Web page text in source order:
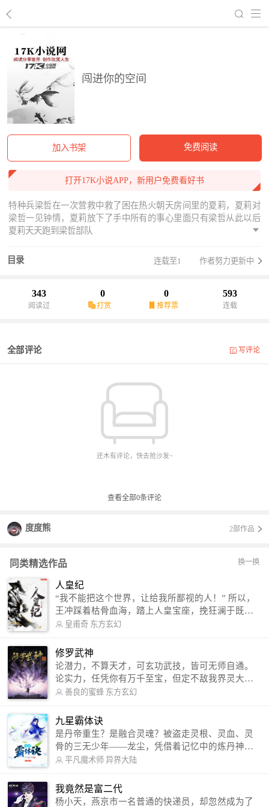
闯进你的空间
加入书架 免费阅读
打开17K小说APP，新用户免费看好书
特种兵梁哲在一次营救中救了困在热火朝天房间里的夏莉，夏莉对
梁哲一见钟情，夏莉放下了手中所有的事心里面只有梁哲从此以后
夏莉天天跑到梁哲部队
目录 连载至1 作者努力更新中
343
阅读过
0
打赏
0
推荐票
593
连载
全部评论 写评论
还木有评论，快去抢沙发~
查看全部0条评论
度度熊 2部作品
同类精选作品 换一换
人皇纪
“我不能把这个世界，让给我所鄙视的人！” 所以，
王冲踩着枯骨血海，踏上人皇宝座，挽狂澜于既
倒，扶大厦之将倾，成就了一段无上的传说！ 微信
微博：皇甫奇（地址：http://weibo.com/u/25284575
87） QQ交流群：320238210【普通群】 574501330
【VIP订阅群】 欢迎大家关注。
皇甫奇 东方玄幻
修罗武神
论潜力，不算天才，可玄功武技，皆可无师自通。
论实力，任凭你有万千至宝，但定不敌我界灵大
军。 我是谁？天下众生视我为修罗，却不知，我以
信公众号：善良的蜜蜂后援会）
善良的蜜蜂 东方玄幻
九星霸体诀
是丹帝重生？是融合灵魂？被盗走灵根、灵血、灵
骨的三无少年——龙尘，凭借着记忆中的炼丹神
术，修行神秘功法九星霸体诀，拨开重重迷雾，解
勾搭各色美女，镇压恶鬼邪神。 江湖传闻：龙
尘一到，地吼天啸。龙尘一出，鬼泣神哭。 本
平凡魔术师 异界大陆
我竟然是富二代
杨小天，燕京市一名普通的快递员，却忽然成为了